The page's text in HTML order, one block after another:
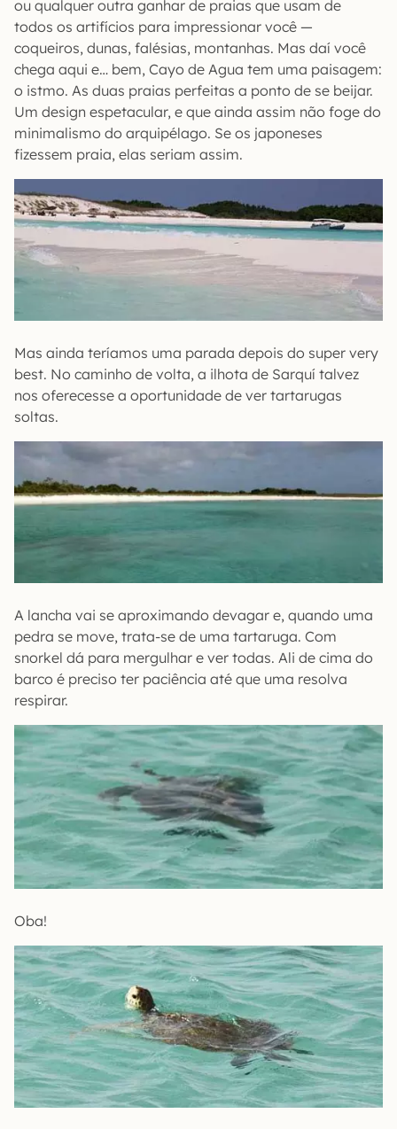
ou qualquer outra ganhar de praias que usam de
todos os artifícios para impressionar você —
coqueiros, dunas, falésias, montanhas. Mas daí você
chega aqui e… bem, Cayo de Agua tem uma paisagem:
o istmo. As duas praias perfeitas a ponto de se beijar.
Um design espetacular, e que ainda assim não foge do
minimalismo do arquipélago. Se os japoneses
fizessem praia, elas seriam assim.
Mas ainda teríamos uma parada depois do super very
best. No caminho de volta, a ilhota de Sarquí talvez
nos oferecesse a oportunidade de ver tartarugas
soltas.
A lancha vai se aproximando devagar e, quando uma
pedra se move, trata-se de uma tartaruga. Com
snorkel dá para mergulhar e ver todas. Ali de cima do
barco é preciso ter paciência até que uma resolva
respirar.
Oba!